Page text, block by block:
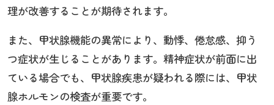
理が改善することが期待されます。
また、甲状腺機能の異常により、動悸、倦怠感、抑う
つ症状が生じることがあります。精神症状が前面に出
ている場合でも、甲状腺疾患が疑われる際には、甲状
腺ホルモンの検査が重要です。